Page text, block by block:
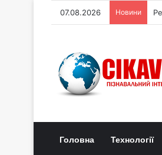
07.08.2026 Новини
Головна Технології